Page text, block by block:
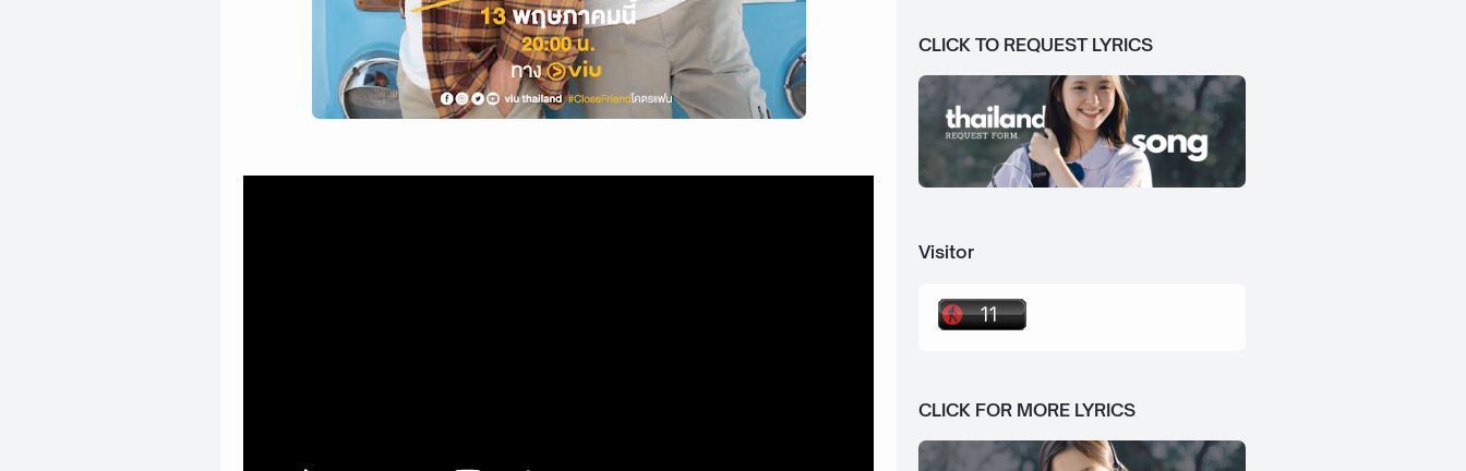
CLICK TO REQUEST LYRICS
Visitor
CLICK FOR MORE LYRICS